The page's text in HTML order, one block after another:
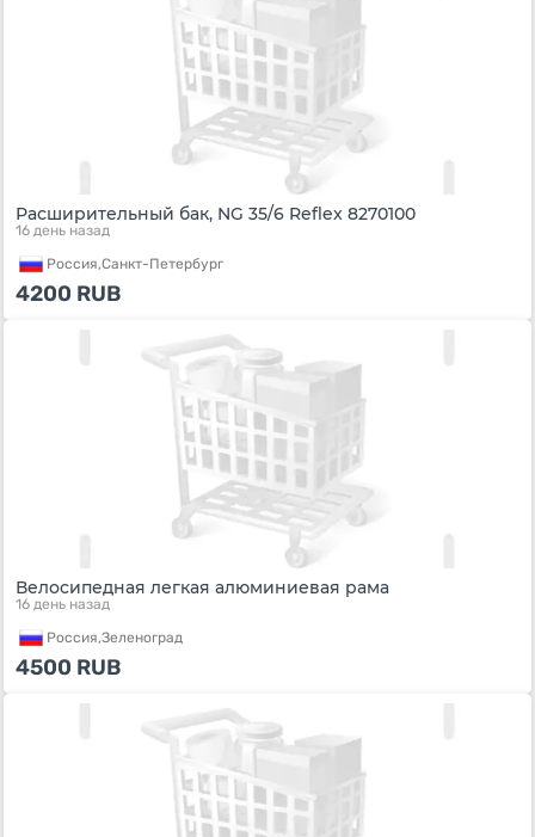
Расширительный бак, NG 35/6 Reflex 8270100
16 день назад
Россия,Санкт-Петербург
4200 RUB
Велосипедная легкая алюминиевая рама
16 день назад
Россия,Зеленоград
4500 RUB